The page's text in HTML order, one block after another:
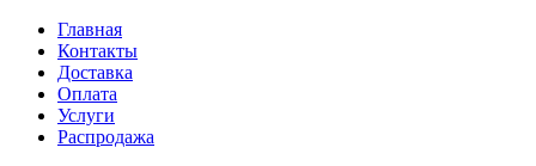
Главная
Контакты
Доставка
Оплата
Услуги
Распродажа